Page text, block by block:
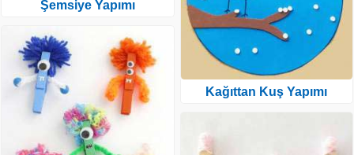
Şemsiye Yapımı
Kağıttan Kuş Yapımı